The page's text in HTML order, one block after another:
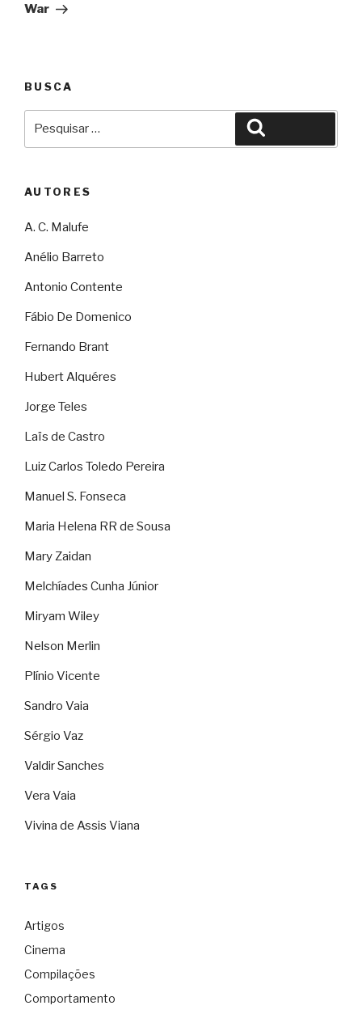
War
BUSCA
AUTORES
A. C. Malufe
Anélio Barreto
Antonio Contente
Fábio De Domenico
Fernando Brant
Hubert Alquéres
Jorge Teles
Laïs de Castro
Luiz Carlos Toledo Pereira
Manuel S. Fonseca
Maria Helena RR de Sousa
Mary Zaidan
Melchíades Cunha Júnior
Miryam Wiley
Nelson Merlin
Plínio Vicente
Sandro Vaia
Sérgio Vaz
Valdir Sanches
Vera Vaia
Vivina de Assis Viana
TAGS
Artigos
Cinema
Compilações
Comportamento